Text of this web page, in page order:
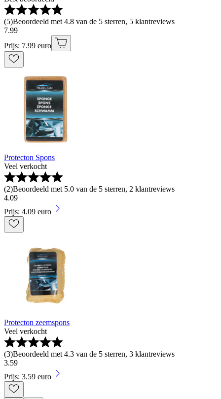
(5)Beoordeeld met 4.8 van de 5 sterren, 5 klantreviews
7.99
Prijs: 7.99 euro
Protecton Spons
Veel verkocht
(2)Beoordeeld met 5.0 van de 5 sterren, 2 klantreviews
4.09
Prijs: 4.09 euro
Protecton zeemspons
Veel verkocht
(3)Beoordeeld met 4.3 van de 5 sterren, 3 klantreviews
3.59
Prijs: 3.59 euro